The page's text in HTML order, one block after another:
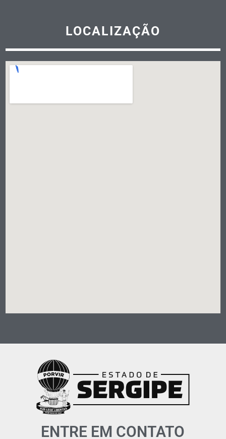
LOCALIZAÇÃO
ENTRE EM CONTATO